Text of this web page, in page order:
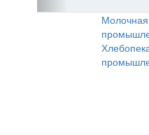
Молочная